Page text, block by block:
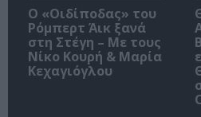
O «Οιδίποδας» του
Ρόμπερτ Άικ ξανά
στη Στέγη – Με τους
Νίκο Κουρή & Μαρία
Κεχαγιόγλου